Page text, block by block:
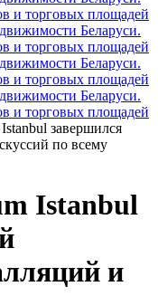
и торговых площадей
Беларуси.
и торговых площадей
Беларуси.
и торговых площадей
Беларуси.
и торговых площадей
завершился
по всему
Istanbul
и